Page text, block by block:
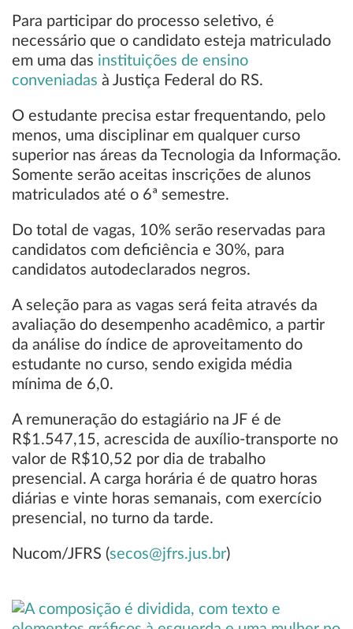
Para participar do processo seletivo, é
necessário que o candidato esteja matriculado
em uma das instituições de ensino
conveniadas à Justiça Federal do RS.
O estudante precisa estar frequentando, pelo
menos, uma disciplinar em qualquer curso
superior nas áreas da Tecnologia da Informação.
Somente serão aceitas inscrições de alunos
matriculados até o 6ª semestre.
Do total de vagas, 10% serão reservadas para
candidatos com deficiência e 30%, para
candidatos autodeclarados negros.
A seleção para as vagas será feita através da
avaliação do desempenho acadêmico, a partir
da análise do índice de aproveitamento do
estudante no curso, sendo exigida média
mínima de 6,0.
A remuneração do estagiário na JF é de
R$1.547,15, acrescida de auxílio-transporte no
valor de R$10,52 por dia de trabalho
presencial. A carga horária é de quatro horas
diárias e vinte horas semanais, com exercício
presencial, no turno da tarde.
Nucom/JFRS (secos@jfrs.jus.br)